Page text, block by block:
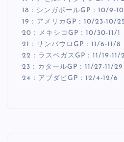
18：シンガポールGP：10/9-
19：アメリカGP：10/23-10/
20：メキシコGP：10/30-11/1
21：サンパウロGP：11/6-11/8
22：ラスベガスGP：11/19-11/
23：カタールGP：11/27-11/29
24：アブダビGP：12/4-12/6